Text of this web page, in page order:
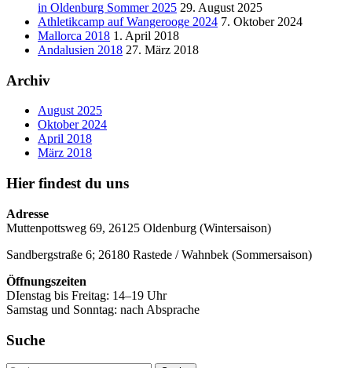
in Oldenburg Sommer 2025 29. August 2025
Athletikcamp auf Wangerooge 2024 7. Oktober 2024
Mallorca 2018 1. April 2018
Andalusien 2018 27. März 2018
Archiv
August 2025
Oktober 2024
April 2018
März 2018
Hier findest du uns
Adresse
Muttenpottsweg 69, 26125 Oldenburg (Wintersaison)
Sandbergstraße 6; 26180 Rastede / Wahnbek (Sommersaison)
Öffnungszeiten
DIenstag bis Freitag: 14–19 Uhr
Samstag und Sonntag: nach Absprache
Suche